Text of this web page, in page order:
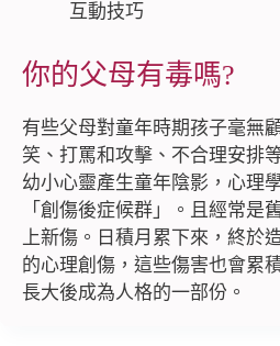
互動技巧
你的父母有毒嗎?
有些父母對童年時期孩子毫無
笑、打罵和攻擊、不合理安排
幼小心靈產生童年陰影，心理
「創傷後症候群」。且經常是
上新傷。日積月累下來，終於
的心理創傷，這些傷害也會累
長大後成為人格的一部份。